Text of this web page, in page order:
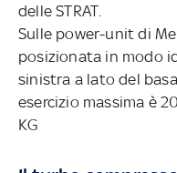
delle STRAT.
Sulle power-unit di
posizionata in modo
sinistra a lato del
esercizio massima è
KG